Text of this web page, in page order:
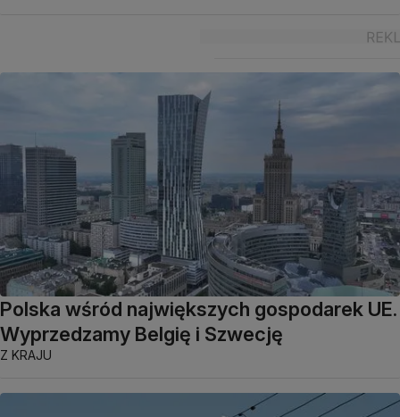
Polska wśród największych gospodarek UE.
Wyprzedzamy Belgię i Szwecję
Z KRAJU